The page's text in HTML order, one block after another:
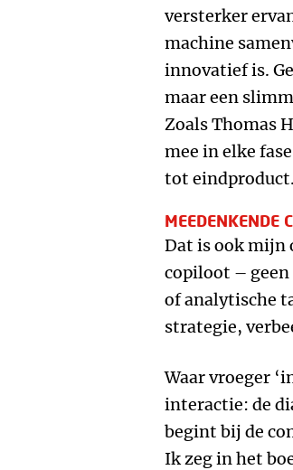
versterker
machine
innovatief is.
maar een
Zoals Thomas
mee in elke
tot
MEEDENKENDE
Dat is ook mijn
copiloot –
of analytische
strategie,
Waar vroeger
interactie: de
begint bij de
Ik zeg in het